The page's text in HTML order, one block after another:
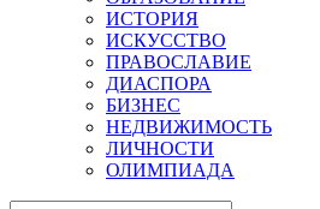
ИСТОРИЯ
ИСКУССТВО
ПРАВОСЛАВИЕ
ДИАСПОРА
БИЗНЕС
НЕДВИЖИМОСТЬ
ЛИЧНОСТИ
ОЛИМПИАДА